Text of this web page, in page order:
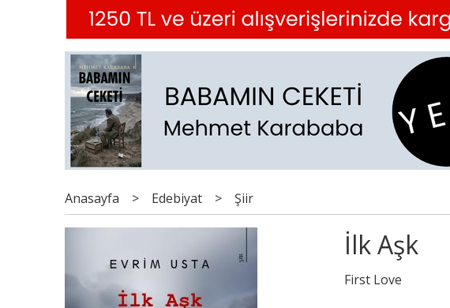
Anasayfa > Edebiyat > Şiir
İlk Aşk
First Love